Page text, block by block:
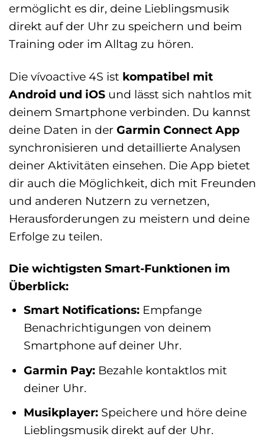
ermöglicht es dir, deine Lieblingsmusik
direkt auf der Uhr zu speichern und beim
Training oder im Alltag zu hören.
Die vívoactive 4S ist kompatibel mit
Android und iOS und lässt sich nahtlos mit
deinem Smartphone verbinden. Du kannst
deine Daten in der Garmin Connect App
synchronisieren und detaillierte Analysen
deiner Aktivitäten einsehen. Die App bietet
dir auch die Möglichkeit, dich mit Freunden
und anderen Nutzern zu vernetzen,
Herausforderungen zu meistern und deine
Erfolge zu teilen.
Die wichtigsten Smart-Funktionen im
Überblick:
Smart Notifications:Empfange
Benachrichtigungen von deinem
Smartphone auf deiner Uhr.
Garmin Pay:Bezahle kontaktlos mit
deiner Uhr.
Musikplayer:Speichere und höre deine
Lieblingsmusik direkt auf der Uhr.